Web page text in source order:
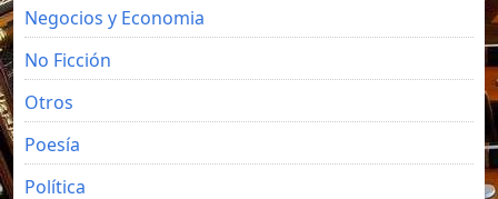
Negocios y Economia
No Ficción
Otros
Poesía
Política